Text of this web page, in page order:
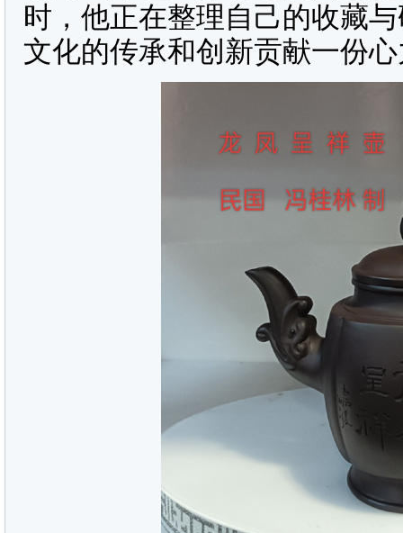
时，他正在整理自己的收藏
文化的传承和创新贡献一份